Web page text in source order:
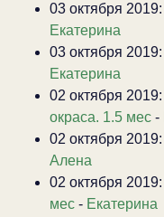
03 октября 2019:
Екатерина
03 октября 2019:
Екатерина
02 октября 2019:
окраса. 1.5 мес -
02 октября 2019:
Алена
02 октября 2019:
мес - Екатерина